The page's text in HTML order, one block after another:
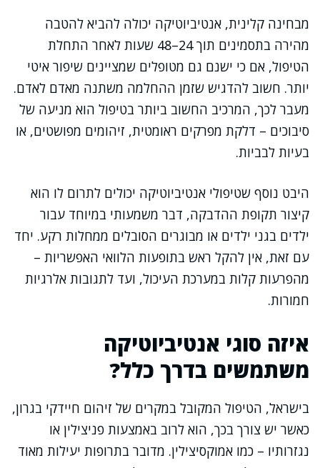
מבחינה קלינית, אנטיביוטיקה יכולה להביא להטבה
מהירה בתסמינים תוך 24–48 שעות לאחר התחלת
הטיפול, אם כי ישנם גם מטופלים שמציינים שיפור איטי
יותר. חשוב להדגיש שזמן ההחלמה משתנה מאדם לאדם.
מעבר לכך, המרכיב החשוב ביותר בטיפול הוא מניעה של
סיבוכים – דלקת מפרקים ראומטית, זיהומים מפושטים, או
בעיות לבביות.
היבט נוסף שטיפולי אנטיביוטיקה יכולים לתרום לו הוא
קיצור תקופת ההדבקה, דבר משמעותי במיוחד עבור
ילדים בגני ילדים או מבוגרים הסובלים ממחלות רקע. יחד
עם זאת, אין להקל ראש בתופעות הלוואי האפשריות –
מהפרעות קלות במערכת העיכול, ועד לתגובות אלרגיות
חמורות.
איזה סוגי אנטיביוטיקה
משתמשים בדרך כלל?
בישראל, הטיפול המקובל במקרים של זיהום חיידקי בגרון,
כאשר יש צורך בכך, הוא לרוב באמצעות פניצילין או
נגזרותיו – כמו אמוקסיצילין. מדובר בתרופות יעילות מאוד